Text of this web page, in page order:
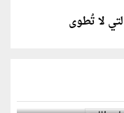
لا تُطوى
اللوح